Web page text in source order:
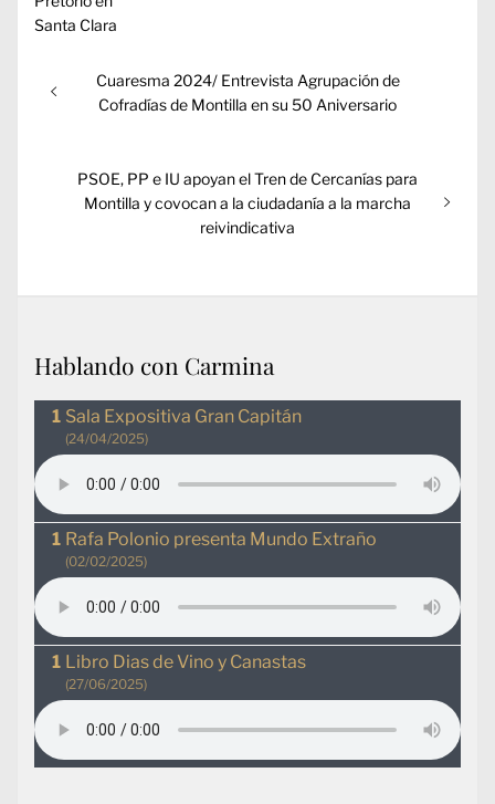
de
Entrada
anterior:
Cuaresma 2024/ Entrevista Agrupación de
Cofradías de Montilla en su 50 Aniversario
Entrada
siguiente:
PSOE, PP e IU apoyan el Tren de Cercanías para
Montilla y covocan a la ciudadanía a la marcha
reivindicativa
Hablando con Carmina
Sala Expositiva Gran Capitán
(24/04/2025)
Rafa Polonio presenta Mundo Extraño
(02/02/2025)
Libro Dias de Vino y Canastas
(27/06/2025)